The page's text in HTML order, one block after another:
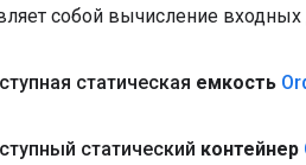
собой вычисление
статическая емкость
статический контейнер